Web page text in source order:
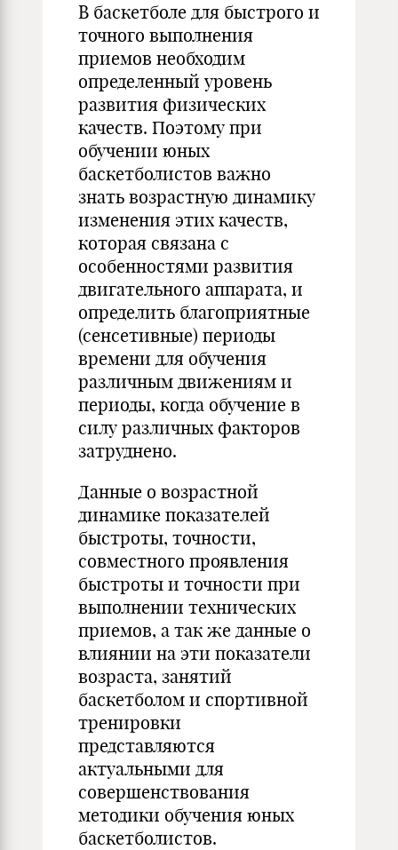
В баскетболе для быстрого и
точного выполнения
приемов необходим
определенный уровень
развития физических
качеств. Поэтому при
обучении юных
баскетболистов важно
знать возрастную динамику
изменения этих качеств,
которая связана с
особенностями развития
двигательного аппарата, и
определить благоприятные
(сенсетивные) периоды
времени для обучения
различным движениям и
периоды, когда обучение в
силу различных факторов
затруднено.
Данные о возрастной
динамике показателей
быстроты, точности,
совместного проявления
быстроты и точности при
выполнении технических
приемов, а так же данные о
влиянии на эти показатели
возраста, занятий
баскетболом и спортивной
тренировки
представляются
актуальными для
совершенствования
методики обучения юных
баскетболистов.